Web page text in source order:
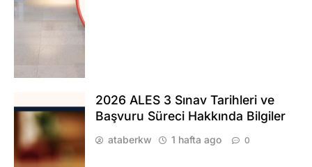
2026 ALES 3 Sınav Tarihleri ve
Başvuru Süreci Hakkında Bilgiler
ataberkw 1 hafta ago 0